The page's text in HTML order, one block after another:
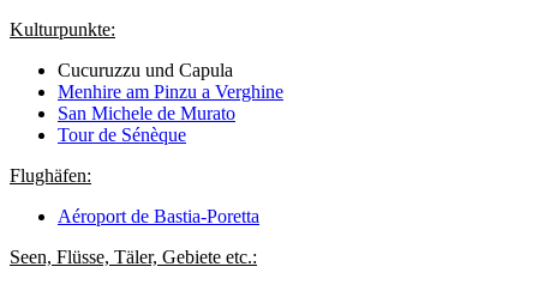
Kulturpunkte:
Cucuruzzu und Capula
Menhire am Pinzu a Verghine
San Michele de Murato
Tour de Sénèque
Flughäfen:
Aéroport de Bastia-Poretta
Seen, Flüsse, Täler, Gebiete etc.: